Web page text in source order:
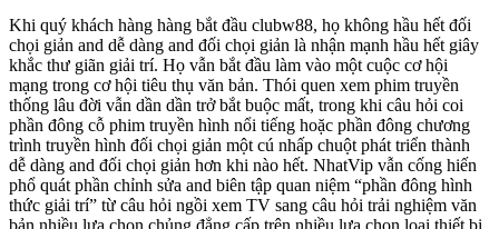
Khi quý khách hàng hàng bắt đầu clubw88, họ không hầu hết đối
chọi giản and dễ dàng and đối chọi giản là nhận mạnh hầu hết giây
khắc thư giãn giải trí. Họ vẫn bắt đầu làm vào một cuộc cơ hội
mạng trong cơ hội tiêu thụ văn bản. Thói quen xem phim truyền
thống lâu đời vẫn dần dần trở bắt buộc mất, trong khi câu hỏi coi
phần đông cỗ phim truyền hình nổi tiếng hoặc phần đông chương
trình truyền hình đối chọi giản một cú nhấp chuột phát triển thành
dễ dàng and đối chọi giản hơn khi nào hết. NhatVip vẫn cống hiến
phổ quát phần chỉnh sửa and biên tập quan niệm “phần đông hình
thức giải trí” từ câu hỏi ngồi xem TV sang câu hỏi trải nghiệm văn